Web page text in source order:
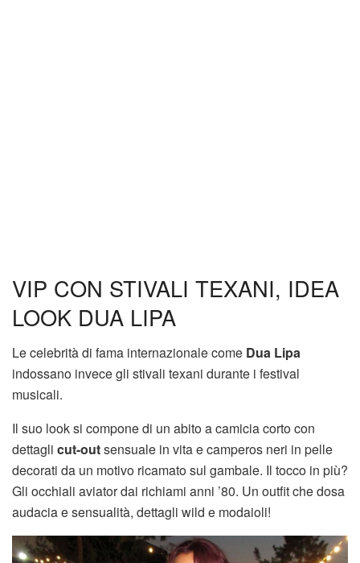
VIP CON STIVALI TEXANI, IDEA
LOOK DUA LIPA
Le celebrità di fama internazionale come Dua Lipa
indossano invece gli stivali texani durante i festival
musicali.
Il suo look si compone di un abito a camicia corto con
dettagli cut-outsensuale in vita e camperos neri in pelle
decorati da un motivo ricamato sul gambale. Il tocco in più?
Gli occhiali aviator dai richiami anni ’80. Un outfit che dosa
audacia e sensualità, dettagli wild e modaioli!